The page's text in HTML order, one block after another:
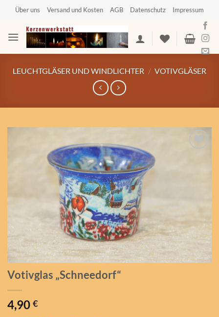
springen
Über uns Versand und Kosten AGB Datenschutz Impressum
LEUCHTGLÄSER UND WINDLICHTER / VOTIVGLÄSER
Votivglas „Schneedorf“
4,90 €